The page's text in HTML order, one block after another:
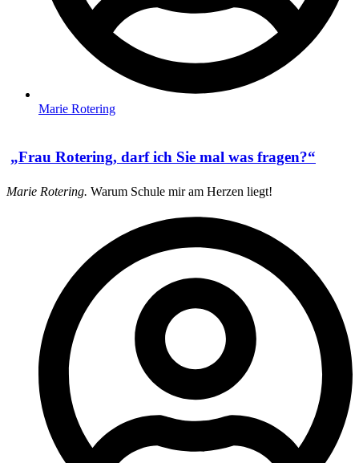
Marie Rotering
„Frau Rotering, darf ich Sie mal was fragen?“
Marie Rotering. Warum Schule mir am Herzen liegt!